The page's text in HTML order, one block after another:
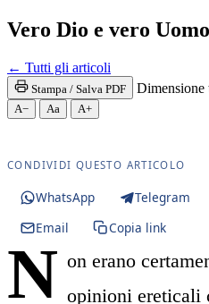
Vero Dio e vero Uomo
← Tutti gli articoli
Stampa / Salva PDF Dimensione
A− Aa A+
CONDIVIDI QUESTO ARTICOLO
WhatsApp Telegram
Email
Copia link
N on erano
opinioni ereticali